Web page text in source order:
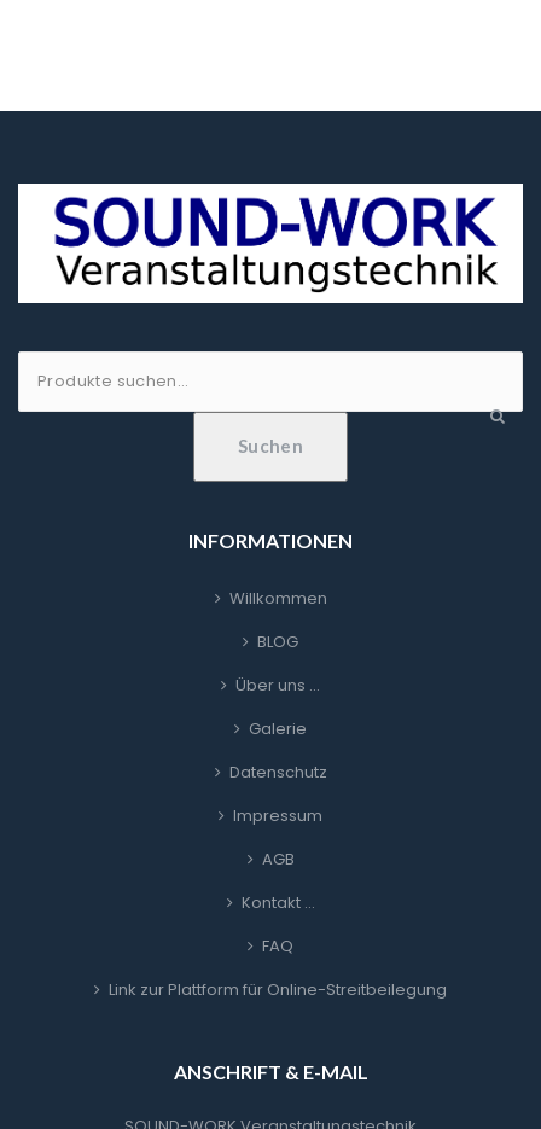
Suchen
INFORMATIONEN
Willkommen
BLOG
Über uns …
Galerie
Datenschutz
Impressum
AGB
Kontakt …
FAQ
Link zur Plattform für Online-Streitbeilegung
ANSCHRIFT & E-MAIL